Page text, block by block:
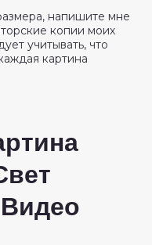
напишите мне
копии моих
учитывать, что
картина